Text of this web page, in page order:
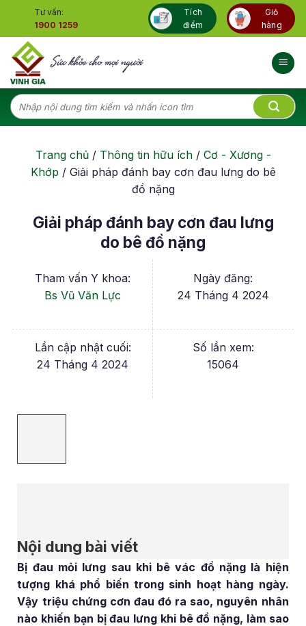
content
Tư vấn:
1900 1259
Tích
điểm
Giỏ
hàng
Tìm
kiếm:
Trang chủ/ Thông tin hữu ích/ Cơ - Xương -
Khớp / Giải pháp đánh bay cơn đau lưng do bê
đồ nặng
Giải pháp đánh bay cơn đau lưng
do bê đồ nặng
Tham vấn Y khoa:
Bs Vũ Văn Lực
Ngày đăng:
24 Tháng 4 2024
Lần cập nhật cuối:
24 Tháng 4 2024
Số lần xem:
15064
Nội dung bài viết
Bị đau mỏi lưng sau khi bê vác đồ nặng là hiện
tượng khá phổ biến trong sinh hoạt hàng ngày.
Vậy triệu chứng cơn đau đó ra sao, nguyên nhân
nào khiến bạn bị đau lưng khi bê đồ nặng, làm sao